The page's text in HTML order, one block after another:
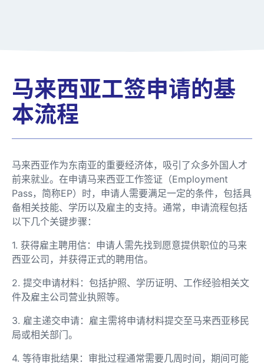
马来西亚工签申请的基
本流程
马来西亚作为东南亚的重要经济体，吸引了众多外国人才
前来就业。在申请马来西亚工作签证（Employment
Pass，简称EP）时，申请人需要满足一定的条件，包括具
备相关技能、学历以及雇主的支持。通常，申请流程包括
以下几个关键步骤：
1. 获得雇主聘用信：申请人需先找到愿意提供职位的马来
西亚公司，并获得正式的聘用信。
2. 提交申请材料：包括护照、学历证明、工作经验相关文
件及雇主公司营业执照等。
3. 雇主递交申请：雇主需将申请材料提交至马来西亚移民
局或相关部门。
4. 等待审批结果：审批过程通常需要几周时间，期间可能